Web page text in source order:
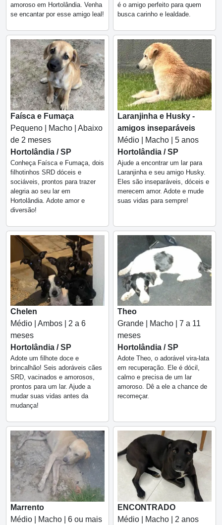
amoroso em Hortolândia. Venha
se encantar por esse amigo leal!
é o amigo perfeito para quem
busca carinho e lealdade.
Faísca e Fumaça
Pequeno | Macho | Abaixo
de 2 meses
Hortolândia / SP
Conheça Faísca e Fumaça, dois
filhotinhos SRD dóceis e
sociáveis, prontos para trazer
alegria ao seu lar em
Hortolândia. Adote amor e
diversão!
Laranjinha e Husky -
amigos inseparáveis
Médio | Macho | 5 anos
Hortolândia / SP
Ajude a encontrar um lar para
Laranjinha e seu amigo Husky.
Eles são inseparáveis, dóceis e
merecem amor. Adote e mude
suas vidas para sempre!
Chelen
Médio | Ambos | 2 a 6
meses
Hortolândia / SP
Adote um filhote doce e
brincalhão! Seis adoráveis cães
SRD, vacinados e amorosos,
prontos para um lar. Ajude a
mudar suas vidas antes da
mudança!
Theo
Grande | Macho | 7 a 11
meses
Hortolândia / SP
Adote Theo, o adorável vira-lata
em recuperação. Ele é dócil,
calmo e precisa de um lar
amoroso. Dê a ele a chance de
recomeçar.
Marrento
Médio | Macho | 6 ou mais
ENCONTRADO
Médio | Macho | 2 anos